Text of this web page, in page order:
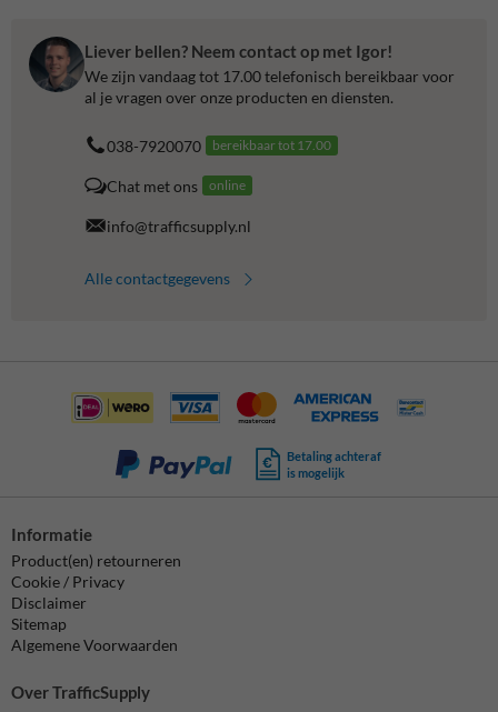
Liever bellen? Neem contact op met Igor!
We zijn vandaag tot 17.00 telefonisch bereikbaar voor
al je vragen over onze producten en diensten.
038-7920070 bereikbaar tot 17.00
Chat met ons online
info@trafficsupply.nl
Alle contactgegevens
Betaling achteraf
is mogelijk
Informatie
Product(en) retourneren
Cookie / Privacy
Disclaimer
Sitemap
Algemene Voorwaarden
Over TrafficSupply